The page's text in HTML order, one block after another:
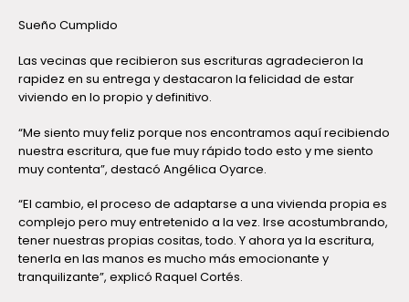
Sueño Cumplido
Las vecinas que recibieron sus escrituras agradecieron la
rapidez en su entrega y destacaron la felicidad de estar
viviendo en lo propio y definitivo.
“Me siento muy feliz porque nos encontramos aquí recibiendo
nuestra escritura, que fue muy rápido todo esto y me siento
muy contenta”, destacó Angélica Oyarce.
“El cambio, el proceso de adaptarse a una vivienda propia es
complejo pero muy entretenido a la vez. Irse acostumbrando,
tener nuestras propias cositas, todo. Y ahora ya la escritura,
tenerla en las manos es mucho más emocionante y
tranquilizante”, explicó Raquel Cortés.